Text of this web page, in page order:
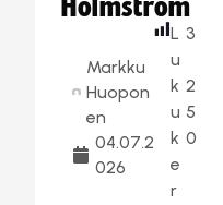
Holmström
Markku
Huopon
en
04.07.2
026
L
u
k
u
k
e
r
3
2
5
0